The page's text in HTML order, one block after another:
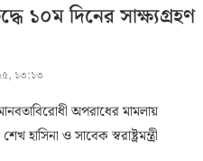
১০ম দিনের সাক্ষ্যগ্রহণ
১৩:১৩
অপরাধের মামলায়
হাসিনা ও সাবেক স্বরাষ্ট্রমন্ত্রী